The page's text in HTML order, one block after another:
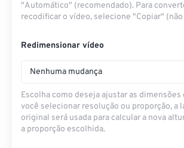
"Automático" (recomendado). Para
recodificar o vídeo, selecione "Copiar"
Redimensionar vídeo
Nenhuma mudança
Escolha como deseja ajustar as dimensões
você selecionar resolução ou proporção, a
original será usada para calcular a nova
a proporção escolhida.